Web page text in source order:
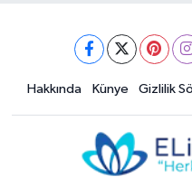
Hakkında Künye Gizlilik